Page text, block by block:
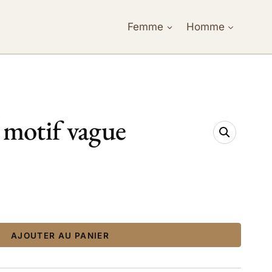
Femme Homme
vague
€.
AJOUTER AU PANIER